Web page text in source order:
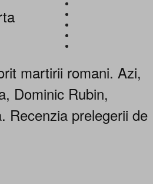
martirii romani. Azi,
Dominic Rubin,
Recenzia prelegerii de